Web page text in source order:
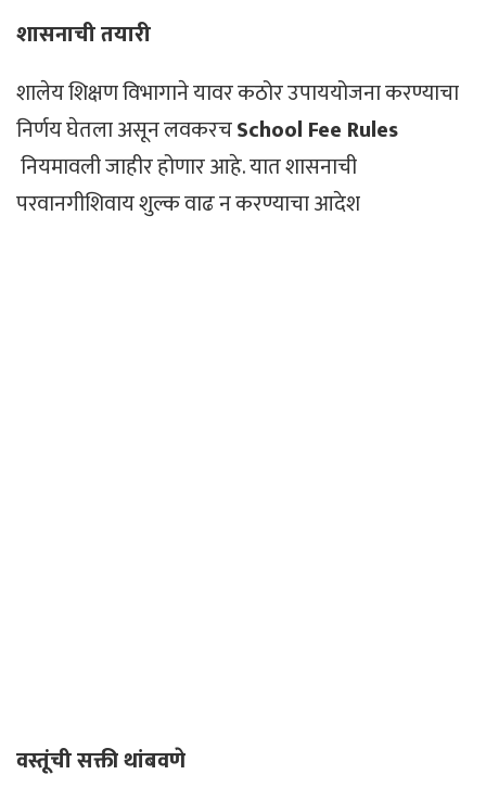
शासनाची तयारी
शालेय शिक्षण विभागाने यावर कठोर उपाययोजना करण्याचा
निर्णय घेतला असून लवकरचSchool Fee Rules
नियमावली जाहीर होणार आहे. यात शासनाची
परवानगीशिवाय शुल्क वाढ न करण्याचा आदेश
वस्तूंची सक्ती थांबवणे